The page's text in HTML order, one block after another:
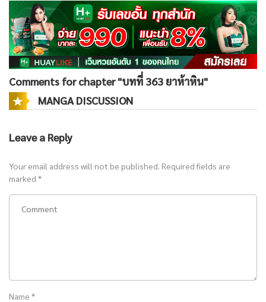
Comments for chapter "บทที่ 363 ยาห้าหิน"
MANGA DISCUSSION
Leave a Reply
Your email address will not be published. Required fields are
marked *
Name *